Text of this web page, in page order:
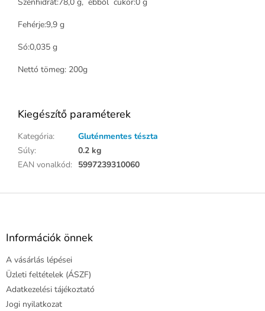
Fehérje:9,9 g
Só:0,035 g
Nettó tömeg: 200g
Kiegészítő paraméterek
Kategória:
Gluténmentes tészta
Súly:
0.2 kg
EAN vonalkód: 5997239310060
L
Információk önnek
A vásárlás lépései
Üzleti feltételek (ÁSZF)
Adatkezelési tájékoztató
Jogi nyilatkozat